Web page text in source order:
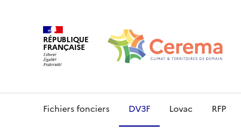
RÉPUBLIQUE
FRANÇAISE
Fichiers fonciers DV3F Lovac RFP